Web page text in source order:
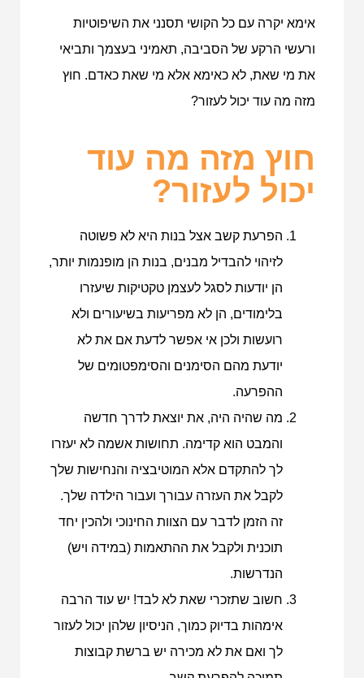
אימא יקרה עם כל הקושי תסנני את השיפוטיות
ורעשי הרקע של הסביבה, תאמיני בעצמך ותביאי
את מי שאת, לא כאימא אלא מי שאת כאדם. חוץ
מזה מה עוד יכול לעזור?
חוץ מזה מה עוד
יכול לעזור?
הפרעת קשב אצל בנות היא לא פשוטה
לזיהוי להבדיל מבנים, בנות הן מופנמות יותר,
הן יודעות לסגל לעצמן טקטיקות שיעזרו
בלימודים, הן לא מפריעות בשיעורים ולא
רועשות ולכן אי אפשר לדעת אם את לא
יודעת מהם הסימנים והסימפטומים של
ההפרעה.
מה שהיה היה, את יוצאת לדרך חדשה
והמבט הוא קדימה. תחושות אשמה לא יעזרו
לך להתקדם אלא המוטיבציה והנחישות שלך
לקבל את העזרה עבורך ועבור הילדה שלך.
זה הזמן לדבר עם הצוות החינוכי ולהכין יחד
תוכנית ולקבל את ההתאמות (במידה ויש)
הנדרשות.
חשוב שתזכרי שאת לא לבד! יש עוד הרבה
אימהות בדיוק כמוך, הניסיון שלהן יכול לעזור
לך ואם את לא מכירה יש ברשת קבוצות